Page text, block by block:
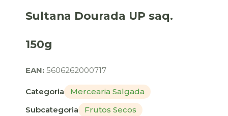
Sultana Dourada UP saq.
150g
EAN: 5606262000717
Categoria
Mercearia Salgada
Subcategoria
Frutos Secos